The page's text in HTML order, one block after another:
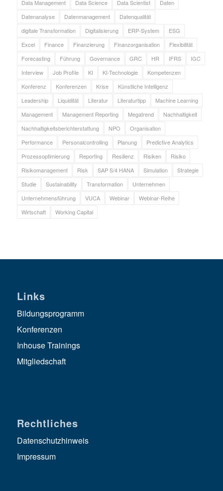
Data Management Data Science Data Scientist
Daten
Datenanalyse
Datenmanagement
Datenqualität
digitale Transformation
Digitalisierung ERP-System
ESG
Excel
Finance Finanzierung Finanzorganisation
Flexibilität
Forecasting
Führung Governance GRC HR IFRS
IGC
Interview
Job Profile KI KI-Technologie
Kompetenzen
Konferenz
Konferenzen Krise
Künstliche Intelligenz
Leadership
Liquidität Literatur Literaturtipp
Machine Learning
Management
Management Reporting Megatrend
Nachhaltigkeit
Nachhaltigkeitsberichterstattung
NPO
Organisation
Performance
Personalcontrolling Planung
Predictive Analytics
Prozessoptimierung
Reporting Resilienz Risiken
Risiko
Risikomanagement
Risk SAP S/4 HANA Simulation
Strategie
Studie
Sustainability Transformation
Unternehmen
Unternehmensführung
VUCA Webinar
Webinar-Reihe
Wirtschaft
Working Capital
Links
Bildungsprogramm
Konferenzen
Inhouse Trainings
Mitgliedschaft
Rechtliches
Datenschutzhinweis
Impressum